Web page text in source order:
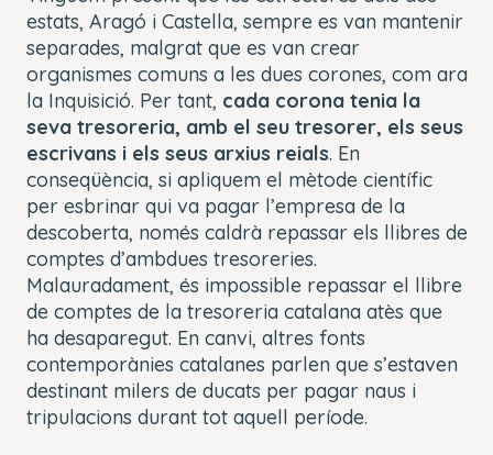
estats, Aragó i Castella, sempre es van mantenir
separades, malgrat que es van crear
organismes comuns a les dues corones, com ara
la Inquisició. Per tant, cada corona tenia la
seva tresoreria, amb el seu tresorer, els seus
escrivans i els seus arxius reials. En
conseqüència, si apliquem el mètode científic
per esbrinar qui va pagar l’empresa de la
descoberta, només caldrà repassar els llibres de
comptes d’ambdues tresoreries.
Malauradament, és impossible repassar el llibre
de comptes de la tresoreria catalana atès que
ha desaparegut. En canvi, altres fonts
contemporànies catalanes parlen que s’estaven
destinant milers de ducats per pagar naus i
tripulacions durant tot aquell període.